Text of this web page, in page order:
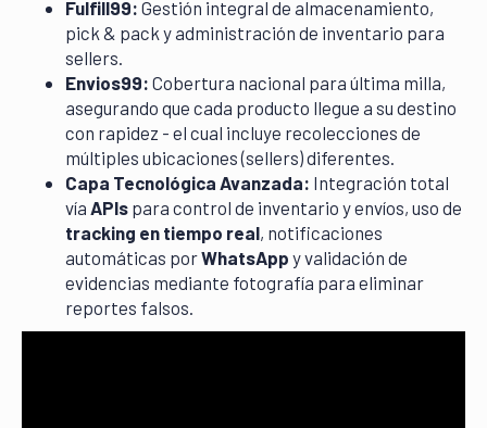
Fulfill99: Gestión integral de almacenamiento,
pick & pack y administración de inventario para
sellers.
Envios99: Cobertura nacional para última milla,
asegurando que cada producto llegue a su destino
con rapidez - el cual incluye recolecciones de
múltiples ubicaciones (sellers) diferentes.
Capa Tecnológica Avanzada: Integración total
vía APIs para control de inventario y envíos, uso de
tracking en tiempo real, notificaciones
automáticas porWhatsApp y validación de
evidencias mediante fotografía para eliminar
reportes falsos.